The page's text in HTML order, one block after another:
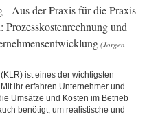
- Aus der Praxis für die Praxis -
und
(Jörgen
ist eines der wichtigsten
ihr erfahren Unternehmer und
Umsätze und Kosten im Betrieb
benötigt, um realistische und